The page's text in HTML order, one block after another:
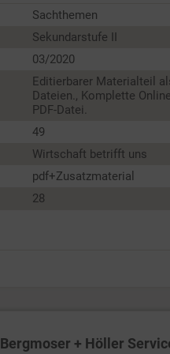
Sachthemen
Sekundarstufe II
03/2020
Editierbarer Materialteil
Dateien., Komplette
PDF-Datei.
49
Wirtschaft betrifft uns
pdf+Zusatzmaterial
28
Bergmoser + Höller